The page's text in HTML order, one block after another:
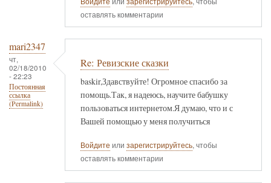
оставлять комментарии
mari2347
чт,
02/18/2010
- 22:23
Постоянная
ссылка
(Permalink)
Re: Ревизские сказки
baskir,Здавствуйте! Огромное спасибо за
помощь.Так, я надеюсь, научите бабушку
пользоваться интернетом.Я думаю, что и с
Вашей помощью у меня получиться
Войдите или зарегистрируйтесь, чтобы
оставлять комментарии